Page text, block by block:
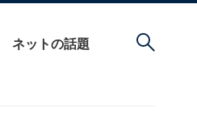
ネットの話題